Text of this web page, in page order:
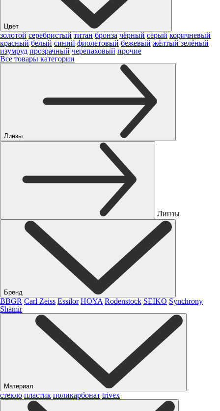
Цвет
золотой серебристый титан бронза чёрный серый коричневый
красный белый синий фиолетовый бежевый жёлтый зелёный
изумруд прозрачный черепаховый прочие
Все товары категории
Линзы
Линзы
Бренд
BBGR Carl Zeiss Essilor HOYA Rodenstock SEIKO Synchrony
Shamir
Материал
стекло пластик поликарбонат trivex